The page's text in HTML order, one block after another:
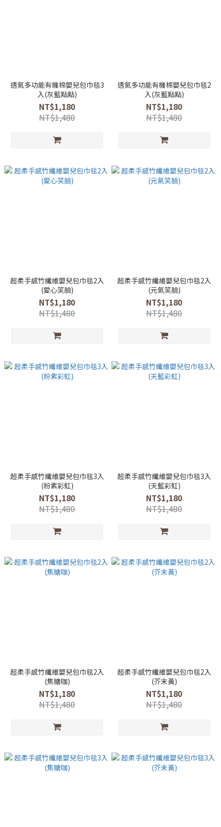
透氣多功能有機棉嬰兒包巾毯3
入(灰藍點點)
NT$1,180
NT$1,480
透氣多功能有機棉嬰兒包巾毯2
入(灰藍點點)
NT$1,180
NT$1,480
超柔手感竹纖維嬰兒包巾毯2入
(愛心笑臉)
NT$1,180
NT$1,480
超柔手感竹纖維嬰兒包巾毯2入
(元氣笑臉)
NT$1,180
NT$1,480
超柔手感竹纖維嬰兒包巾毯3入
(粉紫彩虹)
NT$1,180
NT$1,480
超柔手感竹纖維嬰兒包巾毯3入
(天藍彩虹)
NT$1,180
NT$1,480
超柔手感竹纖維嬰兒包巾毯2入
(焦糖咖)
NT$1,180
NT$1,480
超柔手感竹纖維嬰兒包巾毯2入
(芥末黃)
NT$1,180
NT$1,480